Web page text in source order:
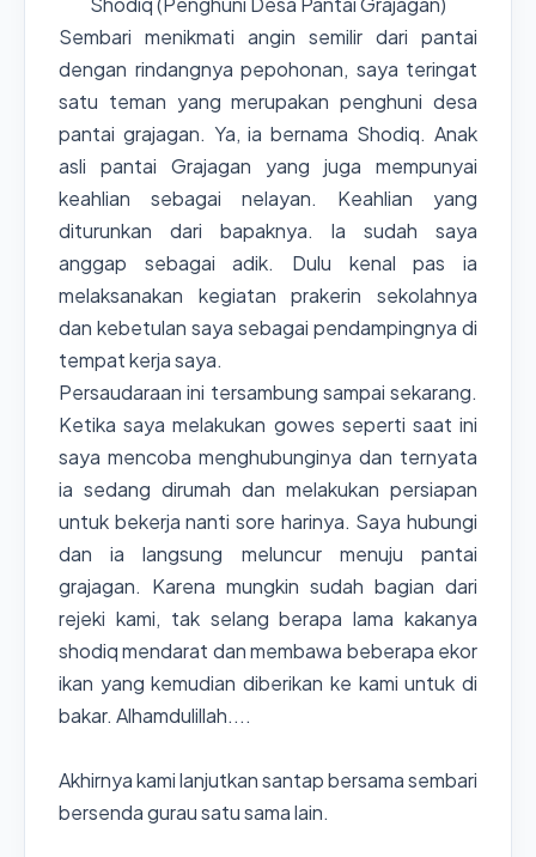
Sembari menikmati angin semilir dari pantai
dengan rindangnya pepohonan, saya teringat
satu teman yang merupakan penghuni desa
pantai grajagan. Ya, ia bernama Shodiq. Anak
asli pantai Grajagan yang juga mempunyai
keahlian sebagai nelayan. Keahlian yang
diturunkan dari bapaknya. Ia sudah saya
anggap sebagai adik. Dulu kenal pas ia
melaksanakan kegiatan prakerin sekolahnya
dan kebetulan saya sebagai pendampingnya di
tempat kerja saya.
Persaudaraan ini tersambung sampai sekarang.
Ketika saya melakukan gowes seperti saat ini
saya mencoba menghubunginya dan ternyata
ia sedang dirumah dan melakukan persiapan
untuk bekerja nanti sore harinya. Saya hubungi
dan ia langsung meluncur menuju pantai
grajagan. Karena mungkin sudah bagian dari
rejeki kami, tak selang berapa lama kakanya
shodiq mendarat dan membawa beberapa ekor
ikan yang kemudian diberikan ke kami untuk di
bakar. Alhamdulillah....
Akhirnya kami lanjutkan santap bersama sembari
bersenda gurau satu sama lain.